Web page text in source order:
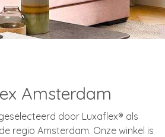
Amsterdam
door Luxaflex® als
regio Amsterdam. Onze winkel is